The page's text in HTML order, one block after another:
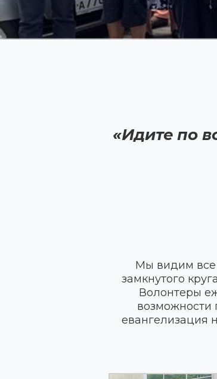
«Идите по
Мы видим
замкнутого
Волонтеры
возможности
евангелизация